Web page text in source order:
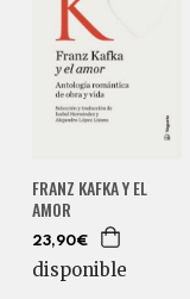
FRANZ KAFKA Y EL
AMOR
23,90€
disponible